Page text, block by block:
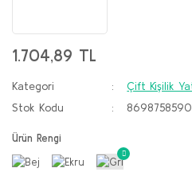
1.704,89 TL
Kategori
Çift Kişilik
Stok Kodu
Ürün Rengi